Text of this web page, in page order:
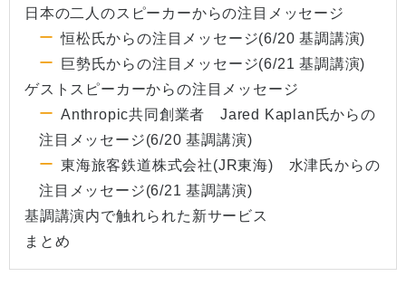
日本の二人のスピーカーからの注目メッセージ
恒松氏からの注目メッセージ(6/20 基調講演)
巨勢氏からの注目メッセージ(6/21 基調講演)
ゲストスピーカーからの注目メッセージ
Anthropic共同創業者 Jared Kaplan氏からの
注目メッセージ(6/20 基調講演)
東海旅客鉄道株式会社(JR東海) 水津氏からの
注目メッセージ(6/21 基調講演)
基調講演内で触れられた新サービス
まとめ